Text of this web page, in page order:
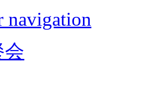
navigation